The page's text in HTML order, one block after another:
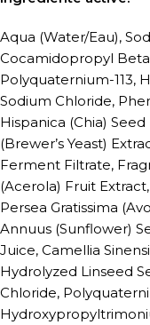
Aqua (Water/Eau),
Cocamidopropyl
Polyquaternium-113,
Sodium Chloride,
Hispanica (Chia)
(Brewer’s Yeast)
Ferment Filtrate,
(Acerola) Fruit
Persea Gratissima
Annuus (Sunflower)
Juice, Camellia
Hydrolyzed Linseed
Chloride,